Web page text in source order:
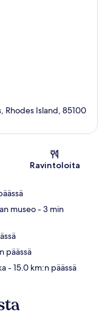
Rhodes Island, 85100
Ravintoloita
museo- 3 min
päässä
- 15.0 km:n päässä